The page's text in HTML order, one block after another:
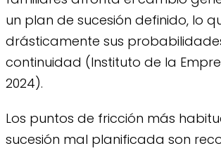
un plan de sucesión definido, lo
drásticamente sus
continuidad (Instituto de la
2024).
Los puntos de fricción más
sucesión mal planificada son